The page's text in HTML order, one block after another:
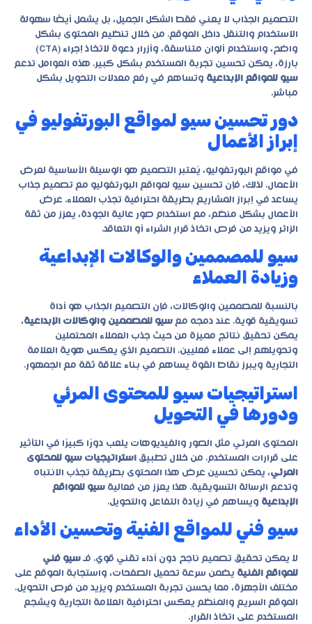
التصميم الجذاب لا يعني فقط الشكل الجميل، بل يشمل أيضًا سهولة
الاستخدام والتنقل داخل الموقع. من خلال تنظيم المحتوى بشكل
واضح، واستخدام ألوان متناسقة، وأزرار دعوة لاتخاذ إجراء (CTA)
بارزة، يمكن تحسين تجربة المستخدم بشكل كبير. هذه العوامل تدعم
سيو للمواقع الإبداعية وتساهم في رفع معدلات التحويل بشكل
مباشر.
دور تحسين سيو لمواقع البورتفوليو في
إبراز الأعمال
في مواقع البورتفوليو، يُعتبر التصميم هو الوسيلة الأساسية لعرض
الأعمال. لذلك، فإن تحسين سيو لمواقع البورتفوليو مع تصميم جذاب
يساعد في إبراز المشاريع بطريقة احترافية تجذب العملاء. عرض
الأعمال بشكل منظم، مع استخدام صور عالية الجودة، يعزز من ثقة
الزائر ويزيد من فرص اتخاذ قرار الشراء أو التعاقد.
سيو للمصممين والوكالات الإبداعية
وزيادة العملاء
بالنسبة للمصممين والوكالات، فإن التصميم الجذاب هو أداة
تسويقية قوية. عند دمجه مع سيو للمصممين والوكالات الإبداعية،
يمكن تحقيق نتائج مميزة من حيث جذب العملاء المحتملين
وتحويلهم إلى عملاء فعليين. التصميم الذي يعكس هوية العلامة
التجارية ويبرز نقاط القوة يساهم في بناء علاقة ثقة مع الجمهور.
استراتيجيات سيو للمحتوى المرئي
ودورها في التحويل
المحتوى المرئي مثل الصور والفيديوهات يلعب دورًا كبيرًا في التأثير
على قرارات المستخدم. من خلال تطبيق استراتيجيات سيو للمحتوى
المرئي، يمكن تحسين عرض هذا المحتوى بطريقة تجذب الانتباه
وتدعم الرسالة التسويقية. هذا يعزز من فعالية سيو للمواقع
الإبداعية ويساهم في زيادة التفاعل والتحويل.
سيو فني للمواقع الفنية وتحسين الأداء
لا يمكن تحقيق تصميم ناجح دون أداء تقني قوي. فـ سيو فني
للمواقع الفنية يضمن سرعة تحميل الصفحات، واستجابة الموقع على
مختلف الأجهزة، مما يحسن تجربة المستخدم ويزيد من فرص التحويل.
الموقع السريع والمنظم يعكس احترافية العلامة التجارية ويشجع
المستخدم على اتخاذ القرار.